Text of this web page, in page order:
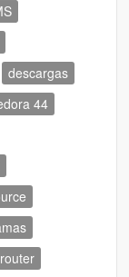
descargas
44
router